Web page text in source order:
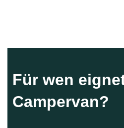
Für wen
Campervan?